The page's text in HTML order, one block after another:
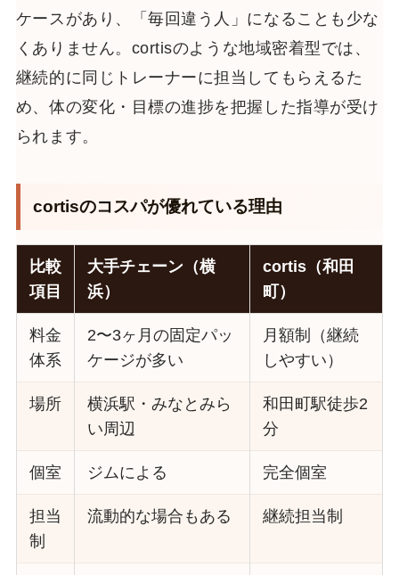
ケースがあり、「毎回違う人」になることも少な
くありません。cortisのような地域密着型では、
継続的に同じトレーナーに担当してもらえるた
め、体の変化・目標の進捗を把握した指導が受け
られます。
cortisのコスパが優れている理由
比較
項目
大手チェーン（横
浜）
cortis（和田
町）
料金
体系
2〜3ヶ月の固定パッ
ケージが多い
月額制（継続
しやすい）
場所
横浜駅・みなとみら
い周辺
和田町駅徒歩2
分
個室 ジムによる 完全個室
担当
制
流動的な場合もある 継続担当制